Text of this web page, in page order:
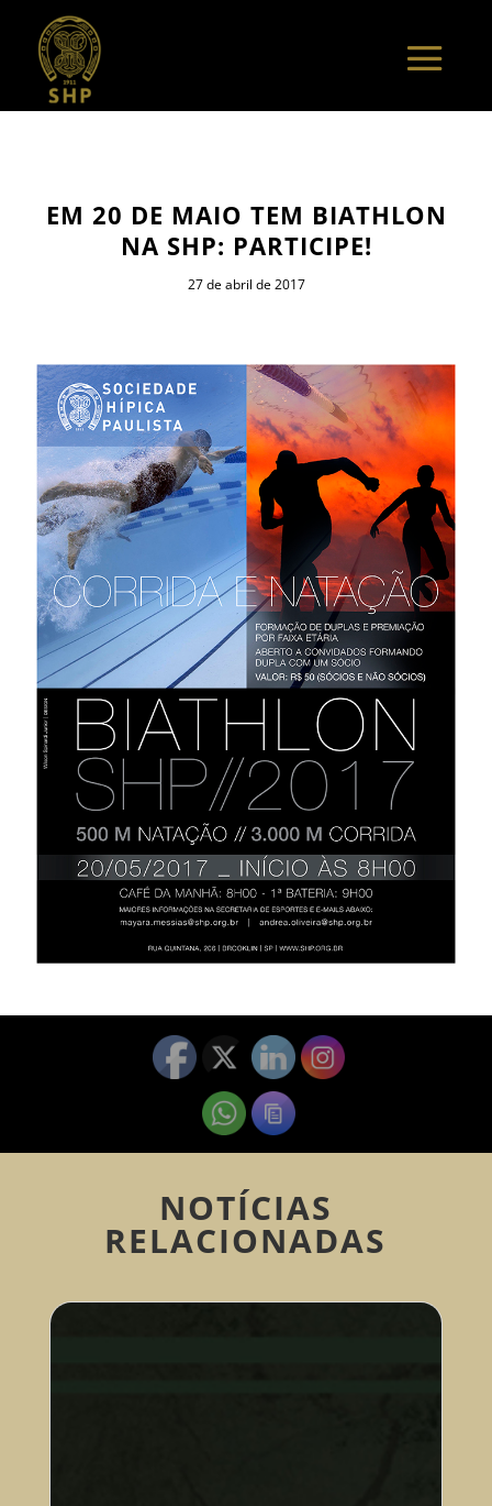
EM 20 DE MAIO TEM BIATHLON
NA SHP: PARTICIPE!
27 de abril de 2017
NOTÍCIAS
RELACIONADAS